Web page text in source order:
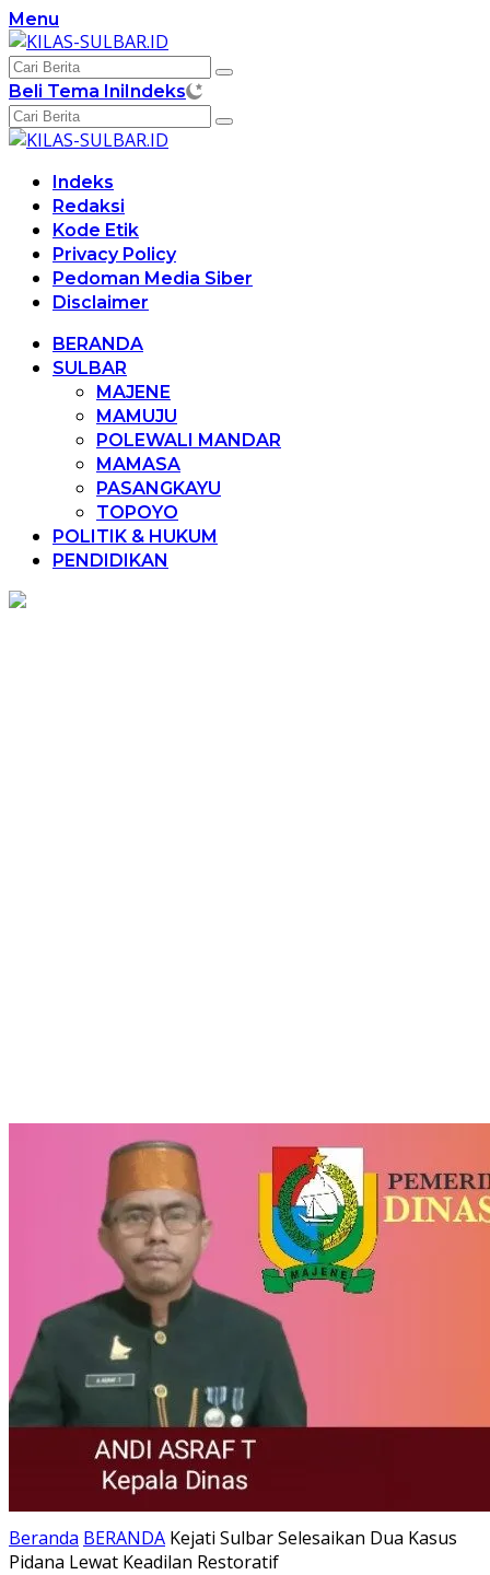
Langsung
ke
konten
Menu
Beli Tema IniIndeks
Indeks
Redaksi
Kode Etik
Privacy Policy
Pedoman Media Siber
Disclaimer
BERANDA
SULBAR
MAJENE
MAMUJU
POLEWALI MANDAR
MAMASA
PASANGKAYU
TOPOYO
POLITIK & HUKUM
PENDIDIKAN
Beranda BERANDA Kejati Sulbar Selesaikan Dua Kasus
Pidana Lewat Keadilan Restoratif